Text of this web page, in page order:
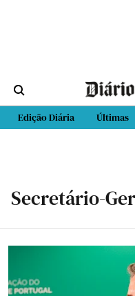
Edição Diária Últimas
Secretário-